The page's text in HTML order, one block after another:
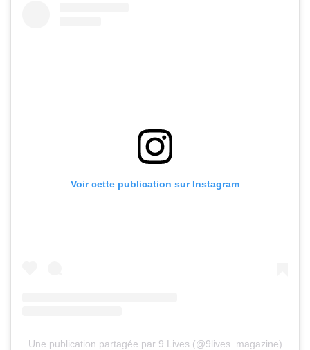
Voir cette publication sur Instagram
Une publication partagée par 9 Lives (@9lives_magazine)